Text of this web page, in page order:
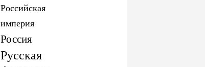
Российская
империя
Россия
Русская